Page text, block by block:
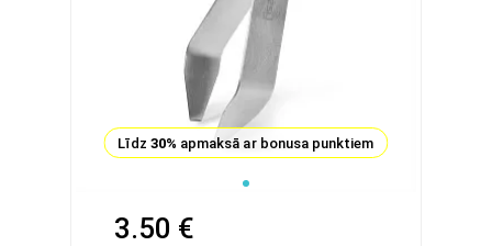
Līdz 30% apmaksā ar bonusa punktiem
3.50 €